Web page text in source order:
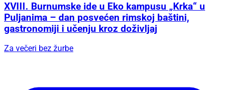
XVIII. Burnumske ide u Eko kampusu „Krka“ u
Puljanima – dan posvećen rimskoj baštini,
gastronomiji i učenju kroz doživljaj
Za večeri bez žurbe